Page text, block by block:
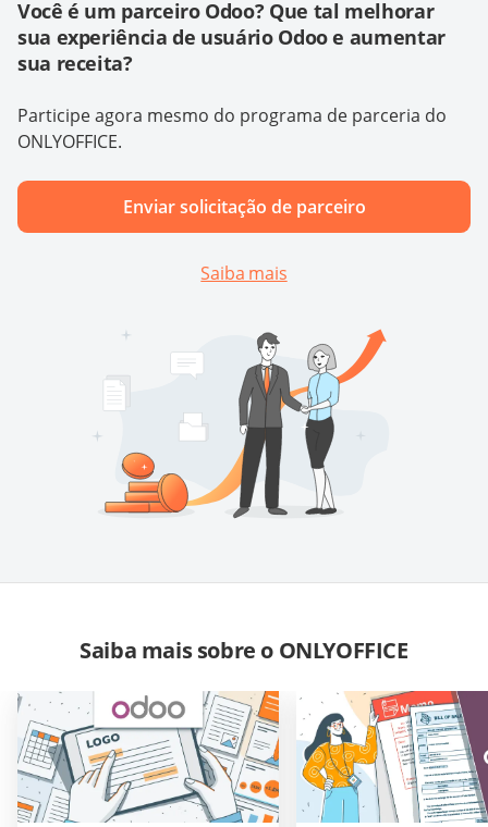
Você é um parceiro Odoo? Que tal melhorar
sua experiência de usuário Odoo e aumentar
sua receita?
Participe agora mesmo do programa de parceria do
ONLYOFFICE.
Enviar solicitação de parceiro
Saiba mais
Saiba mais sobre o ONLYOFFICE